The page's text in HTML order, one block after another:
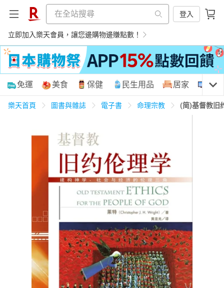
登入
立即加入樂天會員，讓您邊購物邊賺點數！
購物網分類
天天免運 美食蛋糕
3C家電 運動休閒 親子玩具
女裝 化妝保養
日本購物 電子/紙本書
HOT
免運 美食 保健 民生用品 居家 3C
樂天首頁 圖書與雜誌 電子書 命理宗教 (简)基督教旧